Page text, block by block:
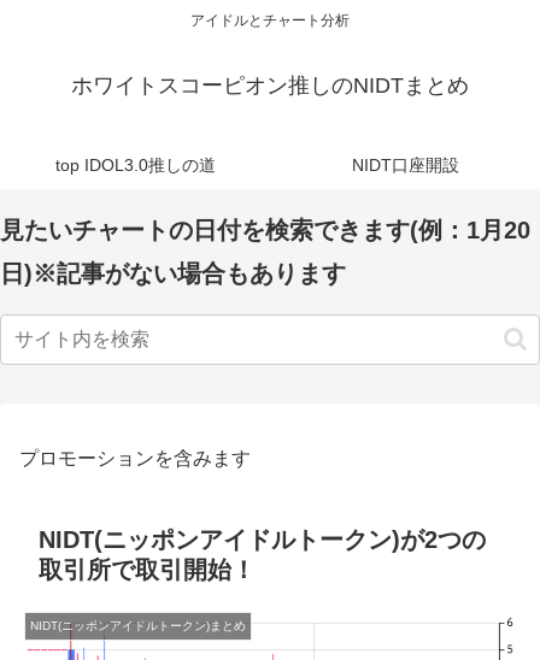
アイドルとチャート分析
ホワイトスコーピオン推しのNIDTまとめ
top IDOL3.0推しの道 NIDT口座開設
見たいチャートの日付を検索できます(例：1月20
日)※記事がない場合もあります
プロモーションを含みます
NIDT(ニッポンアイドルトークン)が2つの
取引所で取引開始！
NIDT(ニッポンアイドルトークン)まとめ